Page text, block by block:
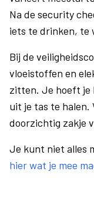
Na de security
iets te drinken, te
Bij de
vloeistoffen en
zitten. Je hoeft je
uit je tas te halen.
doorzichtig zakje
Je kunt niet alles
hier wat je mee